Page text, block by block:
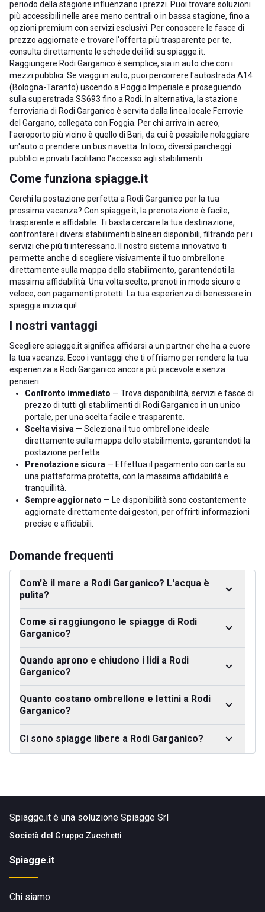
periodo della stagione influenzano i prezzi. Puoi trovare soluzioni
più accessibili nelle aree meno centrali o in bassa stagione, fino a
opzioni premium con servizi esclusivi. Per conoscere le fasce di
prezzo aggiornate e trovare l'offerta più trasparente per te,
consulta direttamente le schede dei lidi su spiagge.it.
Raggiungere Rodi Garganico è semplice, sia in auto che con i
mezzi pubblici. Se viaggi in auto, puoi percorrere l'autostrada A14
(Bologna-Taranto) uscendo a Poggio Imperiale e proseguendo
sulla superstrada SS693 fino a Rodi. In alternativa, la stazione
ferroviaria di Rodi Garganico è servita dalla linea locale Ferrovie
del Gargano, collegata con Foggia. Per chi arriva in aereo,
l'aeroporto più vicino è quello di Bari, da cui è possibile noleggiare
un'auto o prendere un bus navetta. In loco, diversi parcheggi
pubblici e privati facilitano l'accesso agli stabilimenti.
Come funziona spiagge.it
Cerchi la postazione perfetta a Rodi Garganico per la tua
prossima vacanza? Con spiagge.it, la prenotazione è facile,
trasparente e affidabile. Ti basta cercare la tua destinazione,
confrontare i diversi stabilimenti balneari disponibili, filtrando per i
servizi che più ti interessano. Il nostro sistema innovativo ti
permette anche di scegliere visivamente il tuo ombrellone
direttamente sulla mappa dello stabilimento, garantendoti la
massima affidabilità. Una volta scelto, prenoti in modo sicuro e
veloce, con pagamenti protetti. La tua esperienza di benessere in
spiaggia inizia qui!
I nostri vantaggi
Scegliere spiagge.it significa affidarsi a un partner che ha a cuore
la tua vacanza. Ecco i vantaggi che ti offriamo per rendere la tua
esperienza a Rodi Garganico ancora più piacevole e senza
pensieri:
Confronto immediato — Trova disponibilità, servizi e fasce di
prezzo di tutti gli stabilimenti di Rodi Garganico in un unico
portale, per una scelta facile e trasparente.
Scelta visiva — Seleziona il tuo ombrellone ideale
direttamente sulla mappa dello stabilimento, garantendoti la
postazione perfetta.
Prenotazione sicura — Effettua il pagamento con carta su
una piattaforma protetta, con la massima affidabilità e
tranquillità.
Sempre aggiornato — Le disponibilità sono costantemente
aggiornate direttamente dai gestori, per offrirti informazioni
precise e affidabili.
Domande frequenti
Com'è il mare a Rodi Garganico? L'acqua è
pulita?
Come si raggiungono le spiagge di Rodi
Garganico?
Quando aprono e chiudono i lidi a Rodi
Garganico?
Quanto costano ombrellone e lettini a Rodi
Garganico?
Ci sono spiagge libere a Rodi Garganico?
Spiagge.it è una soluzione Spiagge Srl
Società del Gruppo Zucchetti
Spiagge.it
Chi siamo